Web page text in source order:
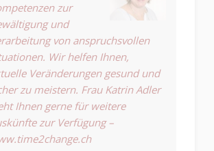
zur
und
von anspruchsvollen
Wir helfen Ihnen,
Veränderungen gesund und
zu meistern. Frau Katrin Adler
Ihnen gerne für weitere
zur Verfügung –